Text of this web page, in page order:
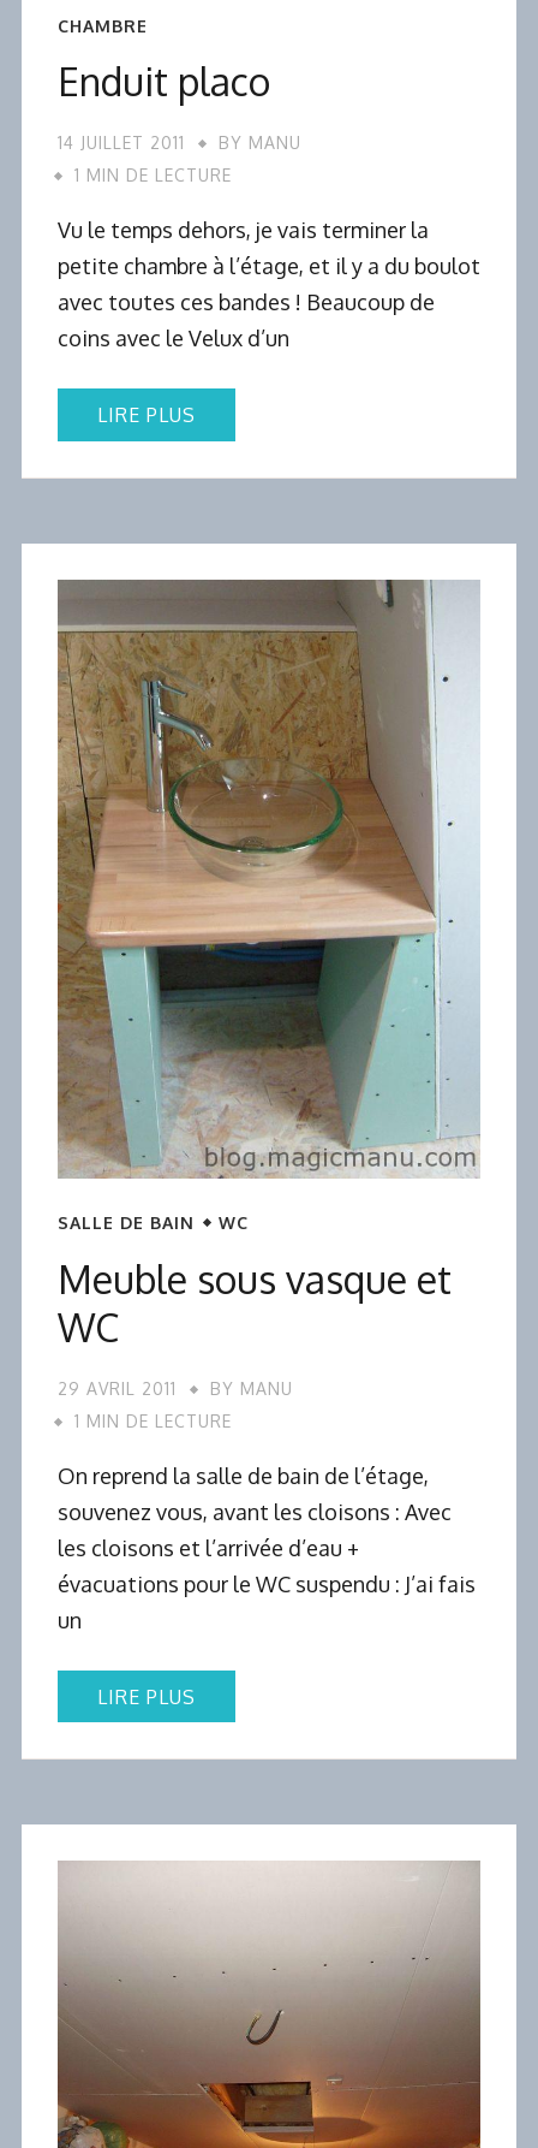
CHAMBRE
Enduit placo
14 JUILLET 2011 BY MANU
1 MIN DE LECTURE
Vu le temps dehors, je vais terminer la
petite chambre à l’étage, et il y a du boulot
avec toutes ces bandes ! Beaucoup de
coins avec le Velux d’un
LIRE PLUS
SALLE DE BAIN WC
Meuble sous vasque et
WC
29 AVRIL 2011 BY MANU
1 MIN DE LECTURE
On reprend la salle de bain de l’étage,
souvenez vous, avant les cloisons : Avec
les cloisons et l’arrivée d’eau +
évacuations pour le WC suspendu : J’ai fais
un
LIRE PLUS